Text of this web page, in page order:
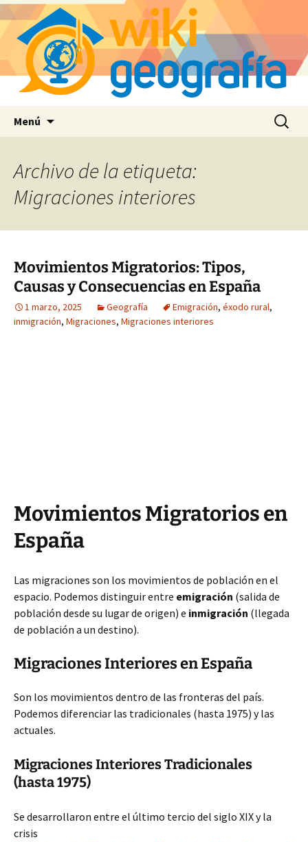
Menú Buscar:
Archivo de la etiqueta:
Migraciones interiores
Movimientos Migratorios: Tipos,
Causas y Consecuencias en España
1 marzo, 2025 Geografía Emigración, éxodo rural,
inmigración, Migraciones, Migraciones interiores
Movimientos Migratorios en
España
Las migraciones son los movimientos de población en el
espacio. Podemos distinguir entre emigración (salida de
población desde su lugar de origen) e inmigración (llegada
de población a un destino).
Migraciones Interiores en España
Son los movimientos dentro de las fronteras del país.
Podemos diferenciar las tradicionales (hasta 1975) y las
actuales.
Migraciones Interiores Tradicionales
(hasta 1975)
Se desarrollaron entre el último tercio del siglo XIX y la
crisis